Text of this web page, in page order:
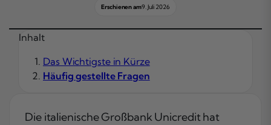
Erschienen am9. Juli 2026
Inhalt
Das Wichtigste in Kürze
Häufig gestellte Fragen
Die italienische Großbank Unicredit hat